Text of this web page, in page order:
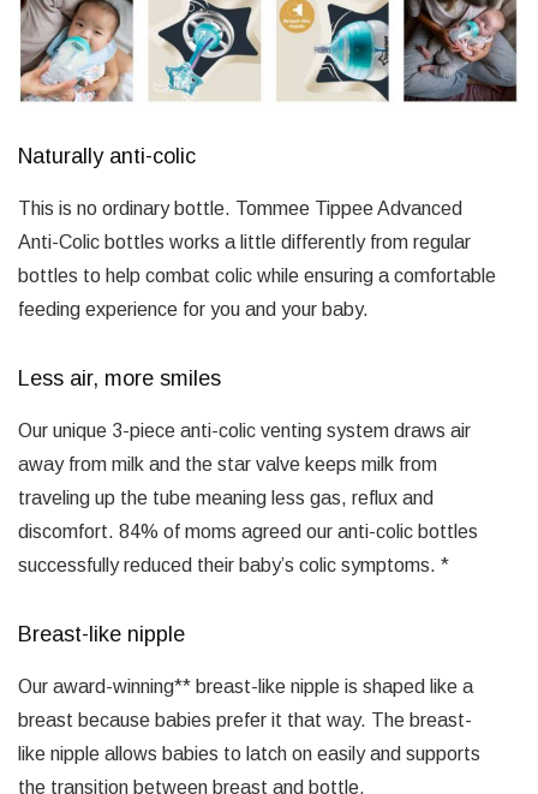
Naturally anti-colic
This is no ordinary bottle. Tommee Tippee Advanced
Anti-Colic bottles works a little differently from regular
bottles to help combat colic while ensuring a comfortable
feeding experience for you and your baby.
Less air, more smiles
Our unique 3-piece anti-colic venting system draws air
away from milk and the star valve keeps milk from
traveling up the tube meaning less gas, reflux and
discomfort. 84% of moms agreed our anti-colic bottles
successfully reduced their baby’s colic symptoms. *
Breast-like nipple
Our award-winning** breast-like nipple is shaped like a
breast because babies prefer it that way. The breast-
like nipple allows babies to latch on easily and supports
the transition between breast and bottle.